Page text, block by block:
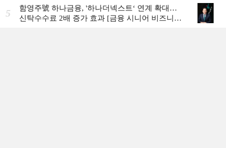
5
함영주號 하나금융, '하나더넥스트‘ 연계 확대…
신탁수수료 2배 증가 효과 [금융 시니어 비즈니스